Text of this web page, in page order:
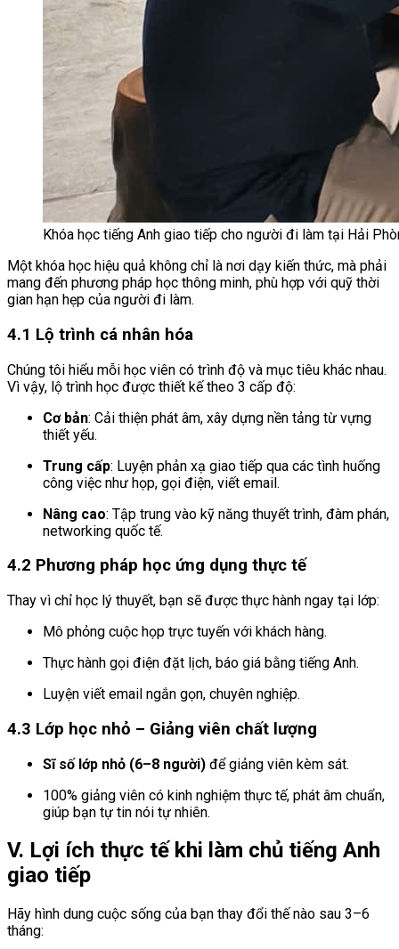
Khóa học tiếng Anh giao tiếp cho người đi làm tại Hải
Một khóa học hiệu quả không chỉ là nơi dạy kiến thức, mà phải
mang đến phương pháp học thông minh, phù hợp với quỹ thời
gian hạn hẹp của người đi làm.
4.1 Lộ trình cá nhân hóa
Chúng tôi hiểu mỗi học viên có trình độ và mục tiêu khác nhau.
Vì vậy, lộ trình học được thiết kế theo 3 cấp độ:
Cơ bản: Cải thiện phát âm, xây dựng nền tảng từ vựng
thiết yếu.
Trung cấp: Luyện phản xạ giao tiếp qua các tình huống
công việc như họp, gọi điện, viết email.
Nâng cao: Tập trung vào kỹ năng thuyết trình, đàm phán,
networking quốc tế.
4.2 Phương pháp học ứng dụng thực tế
Thay vì chỉ học lý thuyết, bạn sẽ được thực hành ngay tại lớp:
Mô phỏng cuộc họp trực tuyến với khách hàng.
Thực hành gọi điện đặt lịch, báo giá bằng tiếng Anh.
Luyện viết email ngắn gọn, chuyên nghiệp.
4.3 Lớp học nhỏ – Giảng viên chất lượng
Sĩ số lớp nhỏ (6–8 người) để giảng viên kèm sát.
100% giảng viên có kinh nghiệm thực tế, phát âm chuẩn,
giúp bạn tự tin nói tự nhiên.
V. Lợi ích thực tế khi làm chủ tiếng Anh
giao tiếp
Hãy hình dung cuộc sống của bạn thay đổi thế nào sau 3–6
tháng: